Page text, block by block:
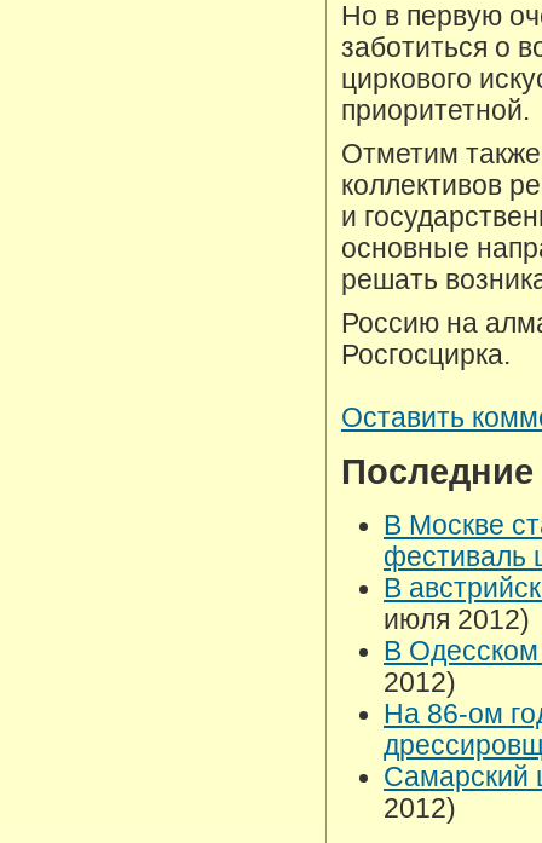
Но в первую
заботиться о
циркового
приоритетной.
Отметим
коллективов
и
основные
решать
Россию на
Росгосцирка.
Оставить
В Москве
фестиваль
В
июля 2012)
В Одесском
2012)
На 86-ом
Самарский
2012)